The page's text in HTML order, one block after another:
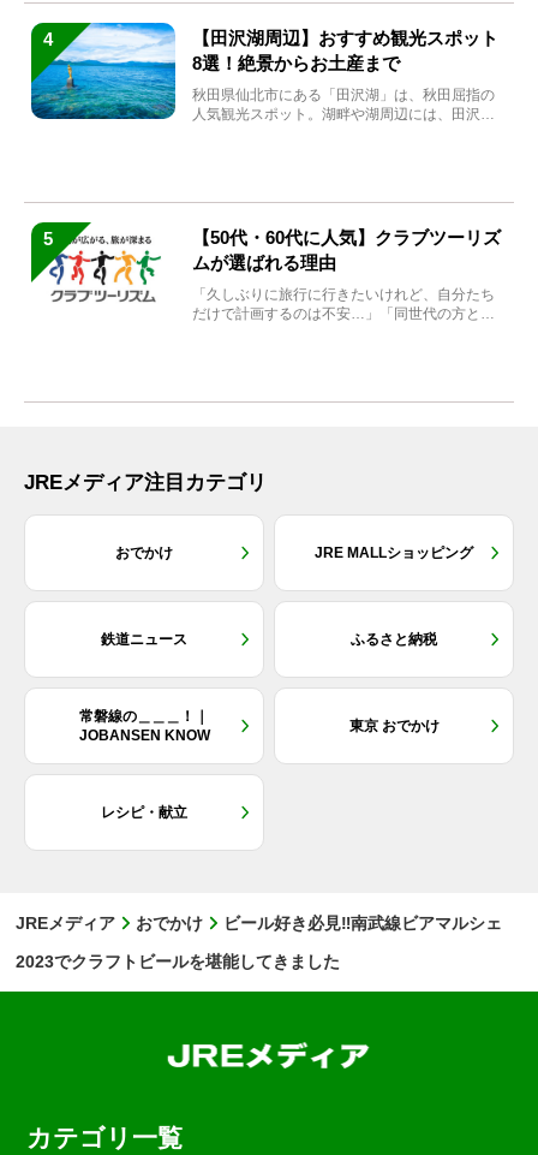
4
【田沢湖周辺】おすすめ観光スポット
8選！絶景からお土産まで
秋田県仙北市にある「田沢湖」は、秋田屈指の
人気観光スポット。湖畔や湖周辺には、田沢湖
5
【50代・60代に人気】クラブツーリズ
ムが選ばれる理由
「久しぶりに旅行に行きたいけれど、自分たち
だけで計画するのは不安…」「同世代の方と気
JREメディア注目カテゴリ
おでかけ JRE MALLショッピング
鉄道ニュース ふるさと納税
常磐線の＿＿＿！｜
JOBANSEN KNOW
東京 おでかけ
レシピ・献立
JREメディア おでかけ
ビール好き必見‼南武線ビアマルシェ
2023でクラフトビールを堪能してきました
カテゴリ一覧